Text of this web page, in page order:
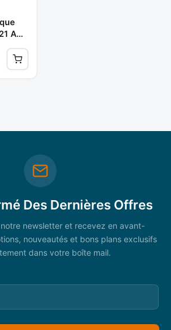
A
Des Dernières Offres
newsletter et recevez en avant-
nouveautés et bons plans exclusifs
dans votre boîte mail.